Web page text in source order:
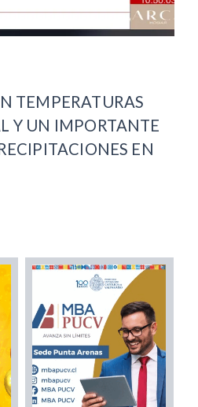
TEMPERATURAS
Y UN IMPORTANTE
EN